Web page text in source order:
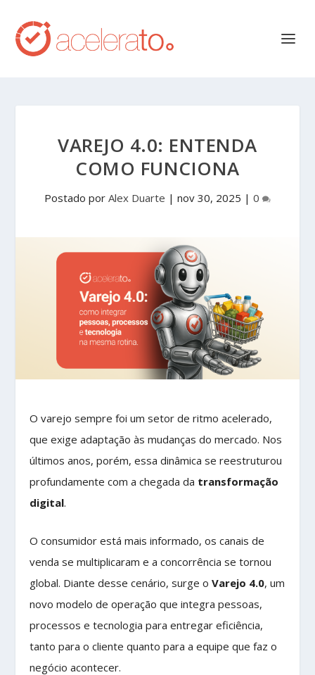
VAREJO 4.0: ENTENDA
COMO FUNCIONA
Postado por Alex Duarte | nov 30, 2025 | 0
O varejo sempre foi um setor de ritmo acelerado,
que exige adaptação às mudanças do mercado. Nos
últimos anos, porém, essa dinâmica se reestruturou
profundamente com a chegada da transformação
digital.
O consumidor está mais informado, os canais de
venda se multiplicaram e a concorrência se tornou
global. Diante desse cenário, surge oVarejo 4.0, um
novo modelo de operação que integra pessoas,
processos e tecnologia para entregar eficiência,
tanto para o cliente quanto para a equipe que faz o
negócio acontecer.